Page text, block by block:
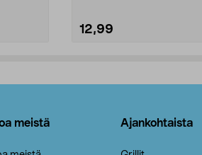
12,99
meistä Ajankohtaista